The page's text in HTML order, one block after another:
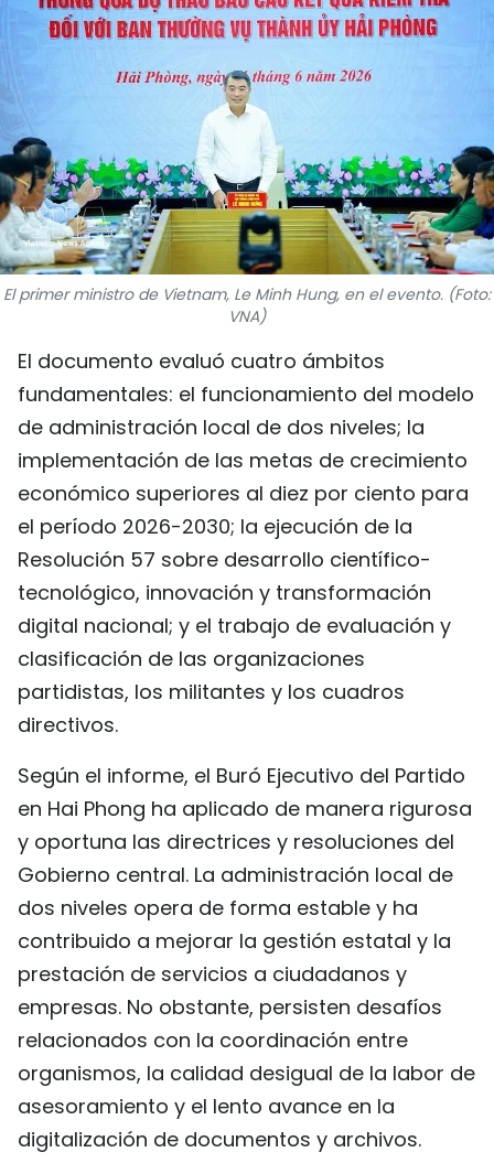
FOTOGRAFÍA
¿QUIÉNES SOMOS?
TIẾNG VIỆT
ENGLISH
FRANÇAIS
РУССКИЙ
El primer ministro de Vietnam, Le Minh Hung, en el evento. (Foto:
VNA)
El documento evaluó cuatro ámbitos
fundamentales: el funcionamiento del modelo
de administración local de dos niveles; la
implementación de las metas de crecimiento
económico superiores al diez por ciento para
el período 2026-2030; la ejecución de la
Resolución 57 sobre desarrollo científico-
tecnológico, innovación y transformación
digital nacional; y el trabajo de evaluación y
clasificación de las organizaciones
partidistas, los militantes y los cuadros
directivos.
Según el informe, el Buró Ejecutivo del Partido
en Hai Phong ha aplicado de manera rigurosa
y oportuna las directrices y resoluciones del
Gobierno central. La administración local de
dos niveles opera de forma estable y ha
contribuido a mejorar la gestión estatal y la
prestación de servicios a ciudadanos y
empresas. No obstante, persisten desafíos
relacionados con la coordinación entre
organismos, la calidad desigual de la labor de
asesoramiento y el lento avance en la
digitalización de documentos y archivos.